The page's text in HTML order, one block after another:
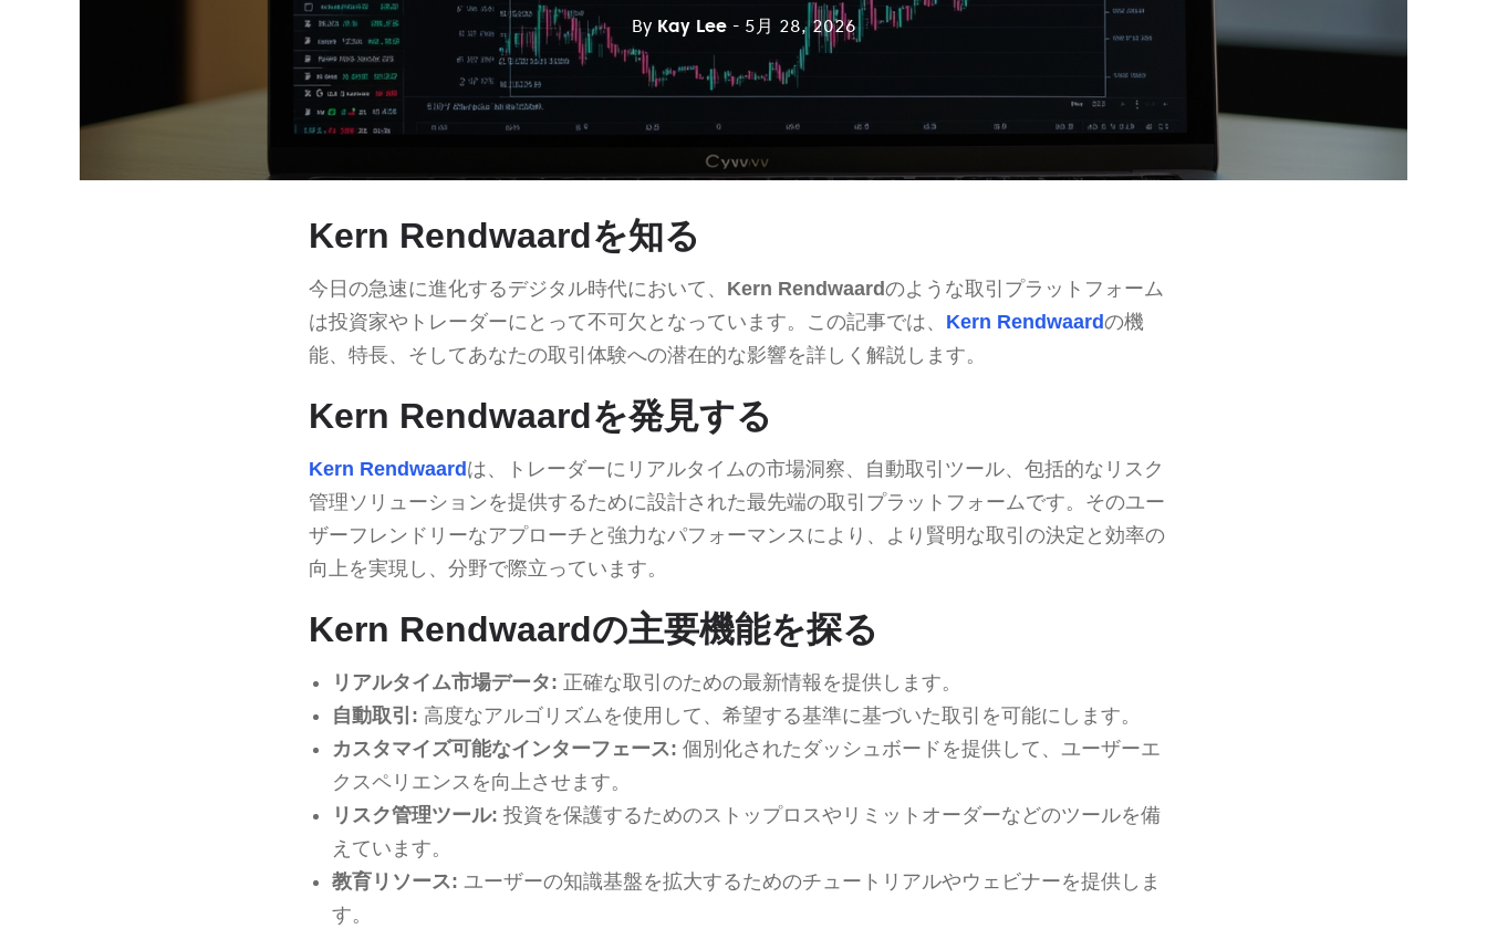
By Kay Lee - 5月 28, 2026
Kern Rendwaardを知る
今日の急速に進化するデジタル時代において、 Kern Rendwaardのような取引プラットフォーム
は投資家やトレーダーにとって不可欠となっています。この記事では、 Kern Rendwaardの機
能、特長、そしてあなたの取引体験への潜在的な影響を詳しく解説します。
Kern Rendwaardを発見する
Kern Rendwaardは、トレーダーにリアルタイムの市場洞察、自動取引ツール、包括的なリスク
管理ソリューションを提供するために設計された最先端の取引プラットフォームです。そのユー
ザーフレンドリーなアプローチと強力なパフォーマンスにより、より賢明な取引の決定と効率の
向上を実現し、分野で際立っています。
Kern Rendwaardの主要機能を探る
リアルタイム市場データ: 正確な取引のための最新情報を提供します。
自動取引: 高度なアルゴリズムを使用して、希望する基準に基づいた取引を可能にします。
カスタマイズ可能なインターフェース: 個別化されたダッシュボードを提供して、ユーザーエ
クスペリエンスを向上させます。
リスク管理ツール: 投資を保護するためのストップロスやリミットオーダーなどのツールを備
えています。
教育リソース: ユーザーの知識基盤を拡大するためのチュートリアルやウェビナーを提供しま
す。